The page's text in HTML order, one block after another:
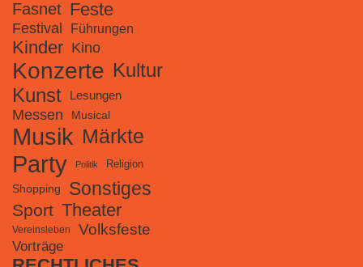
Fasnet Feste
Festival Führungen
Kinder Kino
Konzerte Kultur
Kunst Lesungen
Messen Musical
Musik Märkte
Party Politik Religion
Shopping Sonstiges
Sport Theater
Vereinsleben Volksfeste
Vorträge